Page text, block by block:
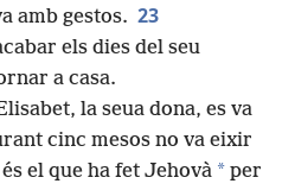
amb gestos. 23
els dies del seu
a casa.
la seua dona, es va
cinc mesos no va eixir
el que ha fet Jehovà * per